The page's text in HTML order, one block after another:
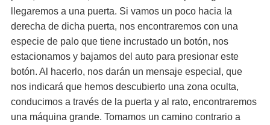
llegaremos a una puerta. Si vamos un poco hacia la
derecha de dicha puerta, nos encontraremos con una
especie de palo que tiene incrustado un botón, nos
estacionamos y bajamos del auto para presionar este
botón. Al hacerlo, nos darán un mensaje especial, que
nos indicará que hemos descubierto una zona oculta,
conducimos a través de la puerta y al rato, encontraremos
una máquina grande. Tomamos un camino contrario a